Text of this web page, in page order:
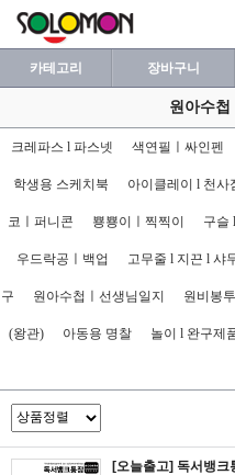
카테고리 장바구니
원아수첩
크레파스 l 파스넷 색연필ㅣ싸인펜
학생용 스케치북 아이클레이 l 천사
코ㅣ퍼니콘 뿅뿅이ㅣ찍찍이 구슬
우드락공ㅣ백업 고무줄 l 지끈 l 샤
구 원아수첩ㅣ선생님일지 원비봉
(왕관) 아동용 명찰 놀이 l 완구제